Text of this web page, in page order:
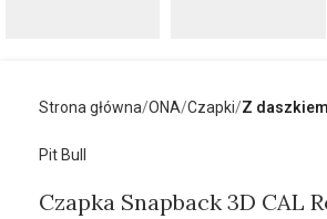
Strona główna ONA Czapki Z daszkiem
Pit Bull
Czapka Snapback 3D CAL